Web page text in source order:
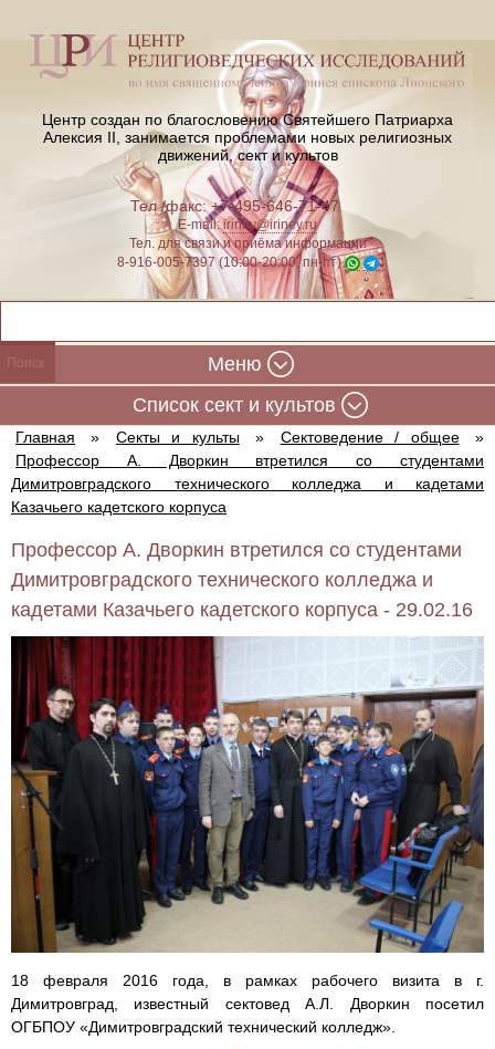
Центр создан по благословению Святейшего Патриарха
Алексия II, занимается проблемами новых религиозных
движений, сект и культов
Тел./факс: +7-495-646-71-47
E-mail:iriney@iriney.ru
Тел. для связи и приёма информации
8-916-005-7397 (10:00-20:00, пн-пт)
Меню
Cписок сект и культов
Главная » Секты и культы » Сектоведение / общее
»
Профессор А. Дворкин втретился со студентами
Димитровградского технического колледжа и кадетами
Казачьего кадетского корпуса
Профессор А. Дворкин втретился со студентами
Димитровградского технического колледжа и
кадетами Казачьего кадетского корпуса - 29.02.16
18 февраля 2016 года, в рамках рабочего визита в г.
Димитровград, известный сектовед А.Л. Дворкин посетил
ОГБПОУ «Димитровградский технический колледж».